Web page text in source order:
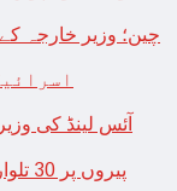
چین؛ وزیر خارجہ
آئس لینڈ کی
پیروں پر 30 تلواریں متوازن رکھنے کا عالمی ریکارڈ قائم